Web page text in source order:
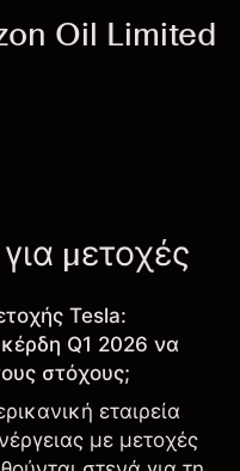
Oil Limited
μετοχές
Tesla:
Q1 2026 να
στόχους;
εταιρεία
με μετοχές